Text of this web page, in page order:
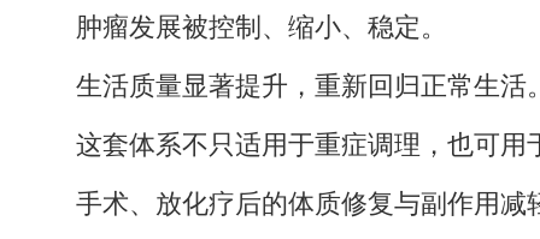
肿瘤发展被控制、缩小、稳定。
生活质量显著提升，重新回归正常生活
这套体系不只适用于重症调理，也可用
手术、放化疗后的体质修复与副作用减